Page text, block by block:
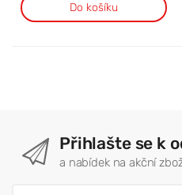
Do košíku
Přihlašte se k
a nabídek na akční